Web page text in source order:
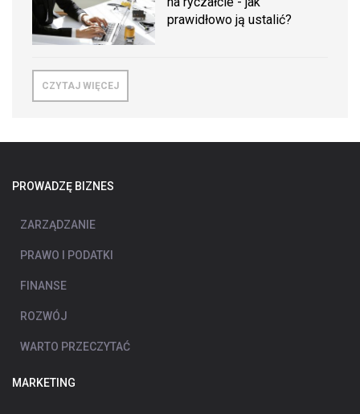
prawidłowo ją ustalić?
CZYTAJ WIĘCEJ
PROWADZĘ BIZNES
ZARZĄDZANIE
PRAWO I PODATKI
FINANSE
ROZWÓJ
WARTO PRZECZYTAĆ
MARKETING